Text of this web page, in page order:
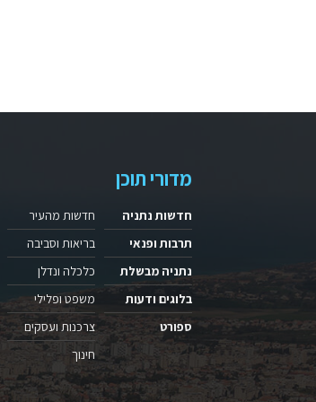
מדורי תוכן
חדשות נתניה
תרבות ופנאי
נתניה מבשלת
בלוגים ודעות
ספורט
חדשות מהעיר
בריאות וסביבה
כלכלה ונדלן
משפט ופלילי
צרכנות ועסקים
חינוך